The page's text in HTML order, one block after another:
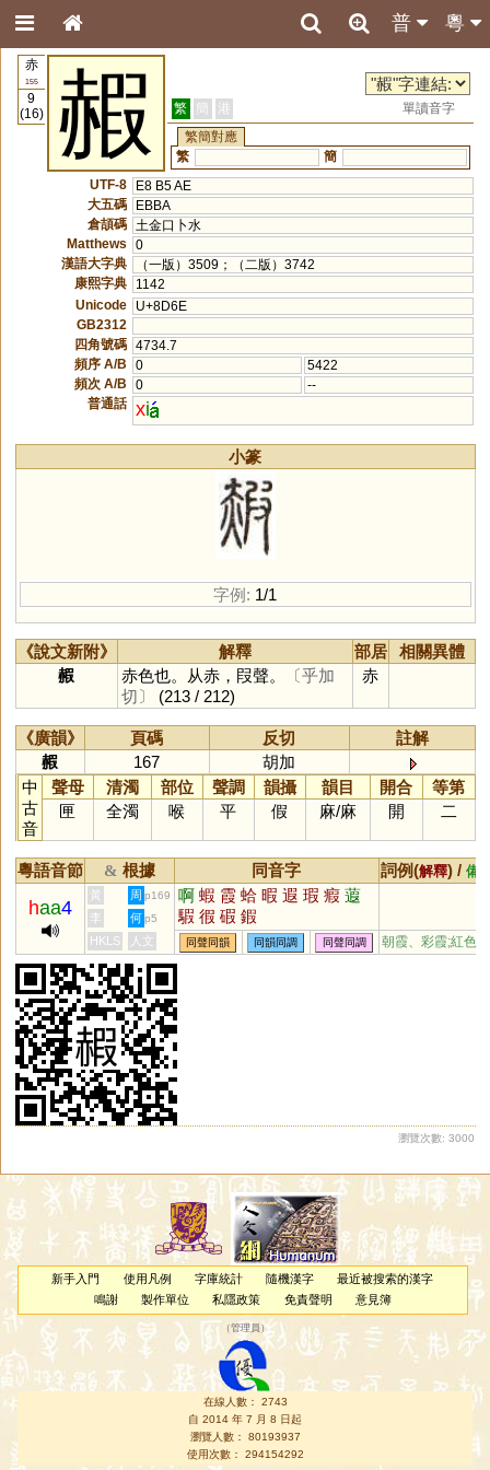
粵
普
赤
155
9
(16)
赮 繁 簡 港
單讀音字
繁簡對應
繁
簡
UTF-8
E8 B5 AE
大五碼
EBBA
倉頡碼
土金口卜水
Matthews
0
漢語大字典
（一版）3509；（二版）3742
康熙字典
1142
Unicode
U+8D6E
GB2312
四角號碼 4734.7
頻序 A/B
0
5422
頻次 A/B
0
--
普通話 xi
小篆
字例: 1/1
《說文新附》 解釋 部居
相關異體
赮
赤色也。从赤，叚聲。
〔乎加
切〕
(213 / 212)
赤
《廣韻》 頁碼 反切
註解
赮
167
胡加
中
古
音
聲母 清濁 部位 聲調 韻攝 韻目 開合
等第
匣
全濁 喉 平 假 麻/麻 開 二
粵語音節 & 根據 同音字 詞例(解釋) / 備
haa4
黃 周 p169 啊 蝦 霞 蛤 暇 遐 瑕 瘕 蕸
騢 徦 碬 鍜
李 何 p5
HKLS 人文 同聲同韻 同韻同調 同聲同調 朝霞、彩霞;紅色的
瀏覽次數: 3000
新手入門 使用凡例 字庫統計 隨機漢字
最近被搜索的漢字
鳴謝
製作單位 私隱政策 免責聲明 意見簿
（管理員 ）
在線人數： 2743
自 2014 年 7 月 8 日起
瀏覽人數： 80193937
使用次數： 294154292